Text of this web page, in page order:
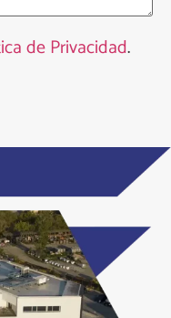
de Privacidad.